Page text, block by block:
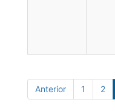
Anterior 1 2